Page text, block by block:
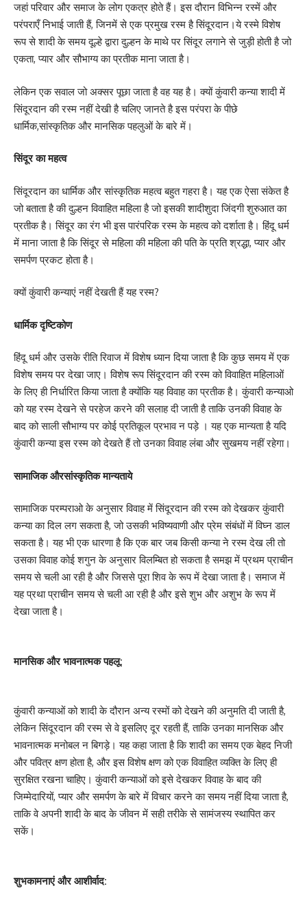
जहां परिवार और समाज के लोग एकत्र होते हैं। इस दौरान विभिन्न रस्में और
परंपराएँ निभाई जाती हैं, जिनमें से एक प्रमुख रस्म है सिंदूरदान।ये रस्मे विशेष
रूप से शादी के समय दूल्हे द्वारा दुल्हन के माथे पर सिंदूर लगाने से जुड़ी होती है जो
एकता, प्यार और सौभाग्य का प्रतीक माना जाता है।
लेकिन एक सवाल जो अक्सर पूछा जाता है वह यह है। क्यों कुंवारी कन्या शादी में
सिंदूरदान की रस्म नहीं देखी है चलिए जानते है इस परंपरा के पीछे
धार्मिक,सांस्कृतिक और मानसिक पहलुओं के बारे में।
सिंदूर का महत्व
सिंदूरदान का धार्मिक और सांस्कृतिक महत्व बहुत गहरा है। यह एक ऐसा संकेत है
जो बताता है की दुल्हन विवाहित महिला है जो इसकी शादीशुदा जिंदगी शुरुआत का
प्रतीक है। सिंदूर का रंग भी इस पारंपरिक रस्म के महत्व को दर्शाता है। हिंदू धर्म
में माना जाता है कि सिंदूर से महिला की महिला की पति के प्रति श्रद्धा, प्यार और
समर्पण प्रकट होता है।
क्यों कुंवारी कन्याएं नहीं देखती हैं यह रस्म?
धार्मिक दृष्टिकोण
हिंदू धर्म और उसके रीति रिवाज में विशेष ध्यान दिया जाता है कि कुछ समय में एक
विशेष समय पर देखा जाए। विशेष रूप सिंदूरदान की रस्म को विवाहित महिलाओं
के लिए ही निर्धारित किया जाता है क्योंकि यह विवाह का प्रतीक है। कुंवारी कन्याओ
को यह रस्म देखने से परहेज करने की सलाह दी जाती है ताकि उनकी विवाह के
बाद को साली सौभाग्य पर कोई प्रतिकूल प्रभाव न पड़े । यह एक मान्यता है यदि
कुंवारी कन्या इस रस्म को देखते हैं तो उनका विवाह लंबा और सुखमय नहीं रहेगा।
सामाजिक औरसांस्कृतिक मान्यताये
सामाजिक परम्पराओ के अनुसार विवाह में सिंदूरदान की रस्म को देखकर कुंवारी
कन्या का दिल लग सकता है, जो उसकी भविष्यवाणी और प्रेम संबंधों में विघ्न डाल
सकता है। यह भी एक धारणा है कि एक बार जब किसी कन्या ने रस्म देख ली तो
उसका विवाह कोई शगुन के अनुसार विलम्बित हो सकता है समझ में प्रथम प्राचीन
समय से चली आ रही है और जिससे पूरा शिव के रूप में देखा जाता है। समाज में
यह प्रथा प्राचीन समय से चली आ रही है और इसे शुभ और अशुभ के रूप में
देखा जाता है।
मानसिक और भावनात्मक पहलू:
कुंवारी कन्याओं को शादी के दौरान अन्य रस्मों को देखने की अनुमति दी जाती है,
लेकिन सिंदूरदान की रस्म से वे इसलिए दूर रहती हैं, ताकि उनका मानसिक और
भावनात्मक मनोबल न बिगड़े। यह कहा जाता है कि शादी का समय एक बेहद निजी
और पवित्र क्षण होता है, और इस विशेष क्षण को एक विवाहित व्यक्ति के लिए ही
सुरक्षित रखना चाहिए। कुंवारी कन्याओं को इसे देखकर विवाह के बाद की
जिम्मेदारियों, प्यार और समर्पण के बारे में विचार करने का समय नहीं दिया जाता है,
ताकि वे अपनी शादी के बाद के जीवन में सही तरीके से सामंजस्य स्थापित कर
सकें।
शुभकामनाएं और आशीर्वाद: